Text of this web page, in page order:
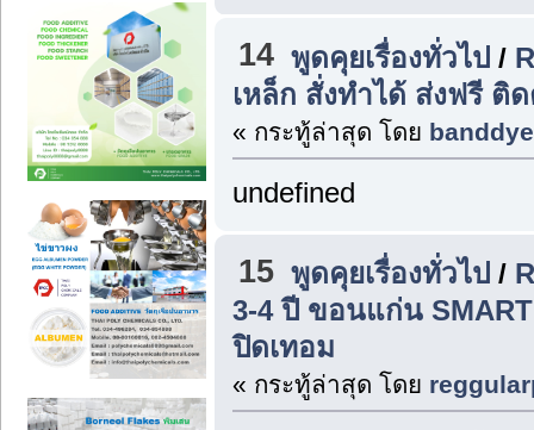
14 พูดคุยเรื่องทั่วไป /
เหล็ก สั่งทำได้ ส่งฟรี ติ
« กระทู้ล่าสุด โดย
undefined
15 พูดคุยเรื่องทั่วไป /
3-4 ปี ขอนแก่น
ปิดเทอม
« กระทู้ล่าสุด โดย